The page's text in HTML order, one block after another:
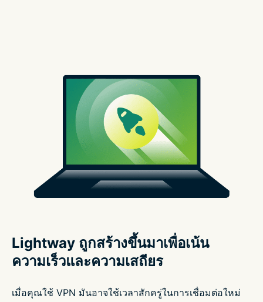
Lightway ถูกสร้างขึ้นมาเพื่อเน้น
ความเร็วและความเสถียร
เมื่อคุณใช้ VPN มันอาจใช้เวลาสักครู่ในการเชื่อมต่อใหม่